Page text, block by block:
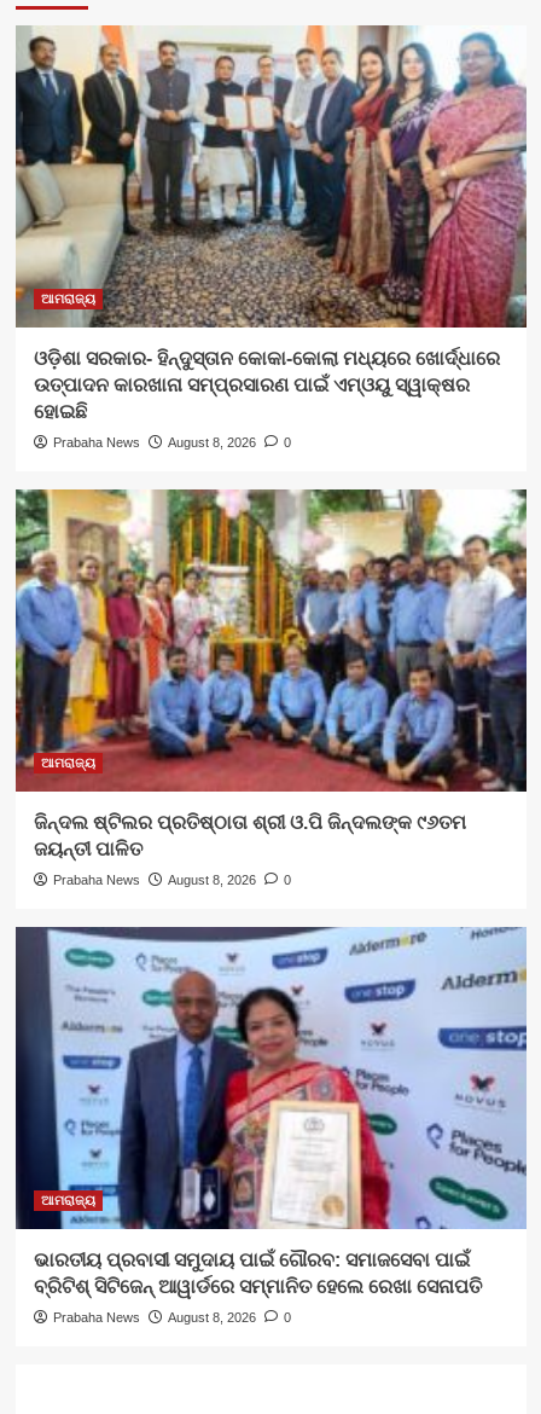
ଆମରାଜ୍ୟ
ଓଡ଼ିଶା ସରକାର- ହିନ୍ଦୁସ୍ତାନ କୋକା-କୋଲା ମଧ୍ୟରେ ଖୋର୍ଦ୍ଧାରେ
ଉତ୍ପାଦନ କାରଖାନା ସମ୍ପ୍ରସାରଣ ପାଇଁ ଏମ୍‌ଓୟୁ ସ୍ୱାକ୍ଷର
ହୋଇଛି
Prabaha News August 8, 2026 0
ଆମରାଜ୍ୟ
ଜିନ୍ଦଲ ଷ୍ଟିଲର ପ୍ରତିଷ୍ଠାତା ଶ୍ରୀ ଓ.ପି ଜିନ୍ଦଲଙ୍କ ୯୬ତମ
ଜୟନ୍ତୀ ପାଳିତ
Prabaha News August 8, 2026 0
ଆମରାଜ୍ୟ
ଭାରତୀୟ ପ୍ରବାସୀ ସମୁଦାୟ ପାଇଁ ଗୌରବ: ସମାଜସେବା ପାଇଁ
ବ୍ରିଟିଶ୍ ସିଟିଜେନ୍ ଆୱାର୍ଡରେ ସମ୍ମାନିତ ହେଲେ ରେଖା ସେନାପତି
Prabaha News August 8, 2026 0